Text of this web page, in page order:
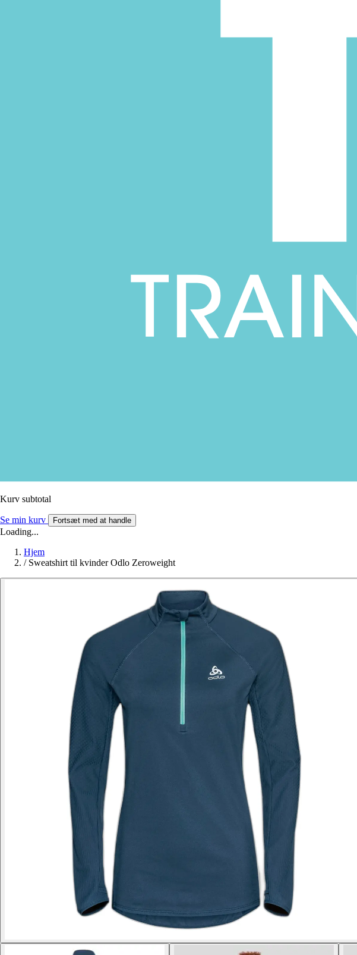
Kurv subtotal
Se min kurv Fortsæt med at handle
Loading...
Hjem
/ Sweatshirt til kvinder Odlo Zeroweight